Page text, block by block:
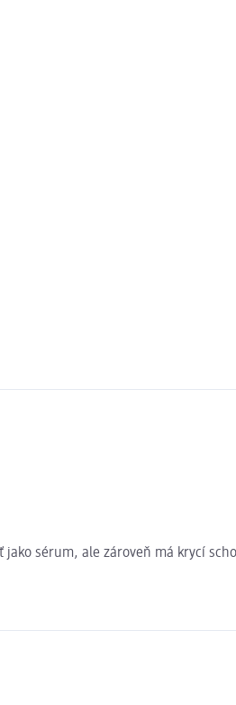
sérum, ale zároveň má krycí